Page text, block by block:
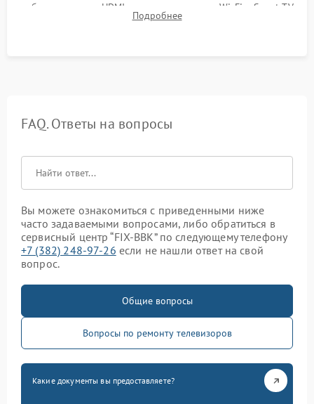
работы разъемов HDMI, динамиков, модуля Wi-Fi и Smart TV
в рабочем режиме в течение нескольких часов.
Подробнее
FAQ. Ответы на вопросы
Вы можете ознакомиться с приведенными ниже
часто задаваемыми вопросами, либо обратиться в
сервисный центр “FIX-BBK” по следующему телефону
+7 (382) 248-97-26 если не нашли ответ на свой
вопрос.
Общие вопросы
Вопросы по ремонту телевизоров
Какие документы вы предоставляете?